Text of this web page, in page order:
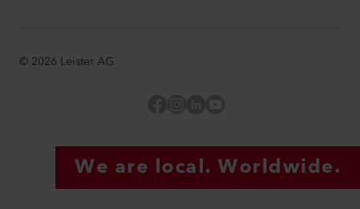
© 2026 Leister AG
We are local. Worldwide.